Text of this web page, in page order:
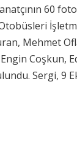
60
Mehmet
Coşkun,
Sergi,